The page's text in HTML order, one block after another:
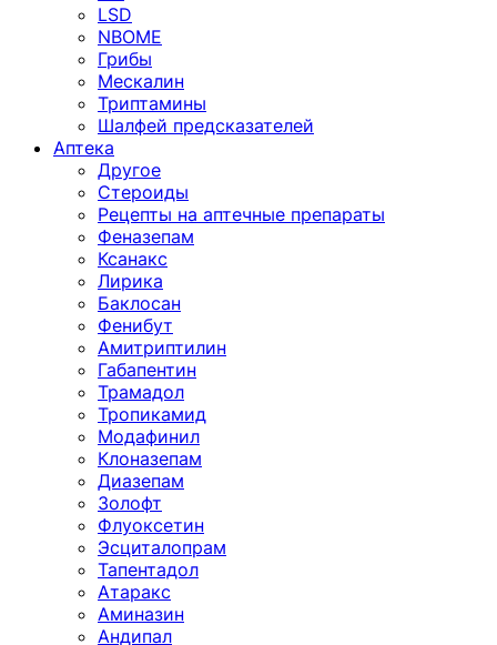
LSD
NBOME
Грибы
Мескалин
Триптамины
Шалфей предсказателей
Аптека
Другое
Стероиды
Рецепты на аптечные препараты
Феназепам
Ксанакс
Лирика
Баклосан
Фенибут
Амитриптилин
Габапентин
Трамадол
Тропикамид
Модафинил
Клоназепам
Диазепам
Золофт
Флуоксетин
Эсциталопрам
Тапентадол
Атаракс
Аминазин
Андипал